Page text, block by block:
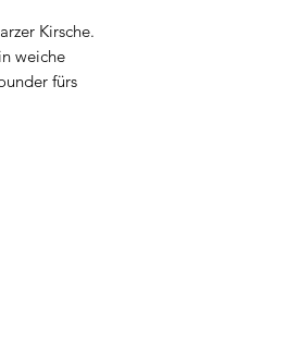
Kirsche.
weiche
fürs